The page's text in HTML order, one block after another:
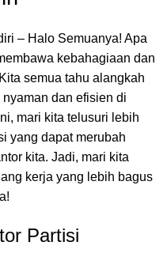
– Halo Semuanya! Apa
kebahagiaan dan
semua tahu alangkah
dan efisien di
mari kita telusuri lebih
yang dapat merubah
kita. Jadi, mari kita
kerja yang lebih bagus
Partisi